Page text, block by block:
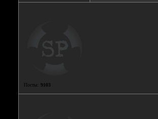
Посты: 9103